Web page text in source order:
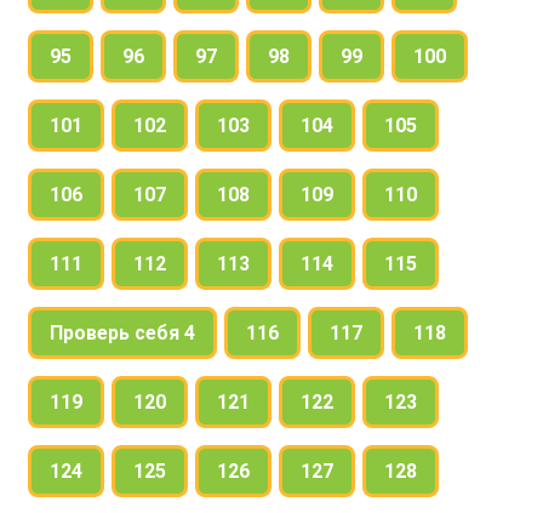
95 96 97 98 99 100
101 102 103 104 105
106 107 108 109 110
111 112 113 114 115
Проверь себя 4 116 117 118
119 120 121 122 123
124 125 126 127 128